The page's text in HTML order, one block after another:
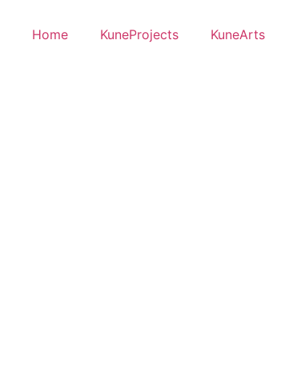
Home KuneProjects KuneArts